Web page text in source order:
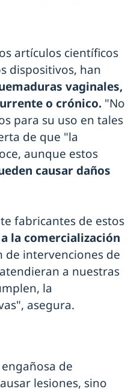
artículos científicos
dispositivos, han
vaginales,
o crónico. "No
para su uso en tales
de que "la
aunque estos
causar daños
fabricantes de estos
la comercialización
de intervenciones de
a nuestras
la
asegura.
de
lesiones, sino